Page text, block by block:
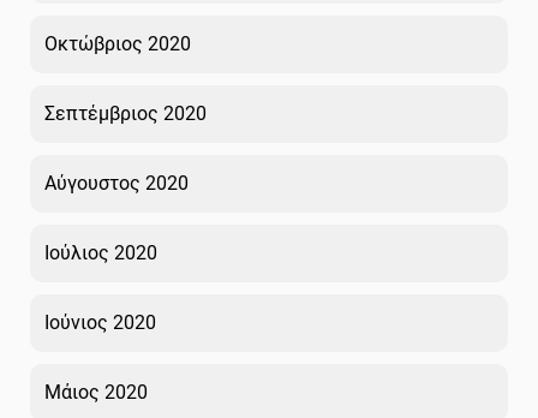
Οκτώβριος 2020
Σεπτέμβριος 2020
Αύγουστος 2020
Ιούλιος 2020
Ιούνιος 2020
Μάιος 2020